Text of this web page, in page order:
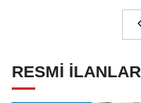
RESMİ İLANLAR